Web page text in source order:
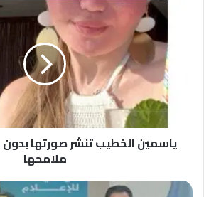
الخطيب
صورتها
ملامحها
ياسمين الخطيب تنشر صورتها
ملامحها
نبيلة